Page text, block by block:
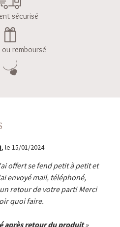
sécurisé
remboursé
, le 15/01/2024
offert se fend petit à petit et
envoyé mail, téléphoné,
retour de votre part! Merci
quoi faire.
après retour du produit